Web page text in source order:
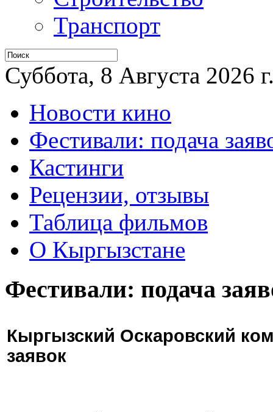
Транспорт
Суббота, 8 Августа 2026
Новости кино
Фестивали: подача
Кастинги
Рецензии, отзывы
Таблица фильмов
О Кыргызстане
Фестивали: подача
Кыргызский Оскаровский
заявок